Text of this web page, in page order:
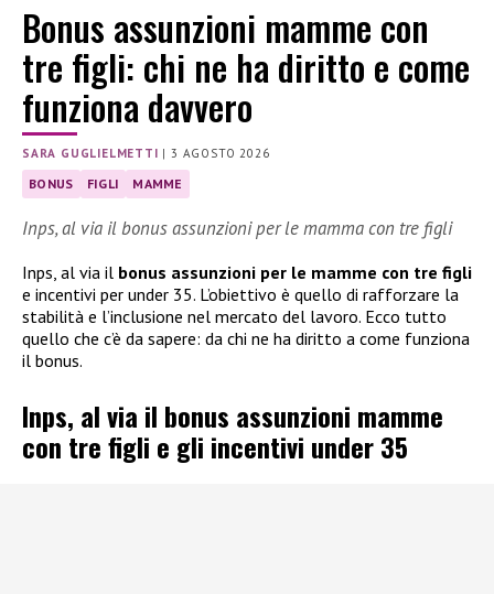
Bonus assunzioni mamme con
tre figli: chi ne ha diritto e come
funziona davvero
SARA GUGLIELMETTI |3 AGOSTO 2026
BONUS FIGLI MAMME
Inps, al via il bonus assunzioni per le mamma con tre figli
Inps, al via il bonus assunzioni per le mamme con tre figli
e incentivi per under 35. L’obiettivo è quello di rafforzare la
stabilità e l’inclusione nel mercato del lavoro. Ecco tutto
quello che c’è da sapere: da chi ne ha diritto a come funziona
il bonus.
Inps, al via il bonus assunzioni mamme
con tre figli e gli incentivi under 35